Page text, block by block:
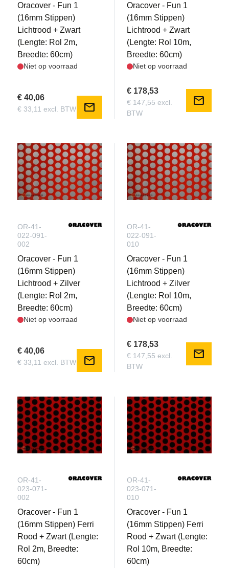
Oracover - Fun 1
(16mm Stippen)
Lichtrood + Zwart
(Lengte: Rol 2m,
Breedte: 60cm)
Niet op voorraad
€ 40,06
€ 33,11 excl. BTW mail
Oracover - Fun 1
(16mm Stippen)
Lichtrood + Zwart
(Lengte: Rol 10m,
Breedte: 60cm)
Niet op voorraad
€ 178,53
€ 147,55 excl.
BTW
mail
OR-41-
022-091-
002
Oracover - Fun 1
(16mm Stippen)
Lichtrood + Zilver
(Lengte: Rol 2m,
Breedte: 60cm)
Niet op voorraad
€ 40,06
€ 33,11 excl. BTW mail
OR-41-
022-091-
010
Oracover - Fun 1
(16mm Stippen)
Lichtrood + Zilver
(Lengte: Rol 10m,
Breedte: 60cm)
Niet op voorraad
€ 178,53
€ 147,55 excl.
BTW
mail
OR-41-
023-071-
002
Oracover - Fun 1
(16mm Stippen) Ferri
Rood + Zwart (Lengte:
Rol 2m, Breedte:
60cm)
OR-41-
023-071-
010
Oracover - Fun 1
(16mm Stippen) Ferri
Rood + Zwart (Lengte:
Rol 10m, Breedte:
60cm)